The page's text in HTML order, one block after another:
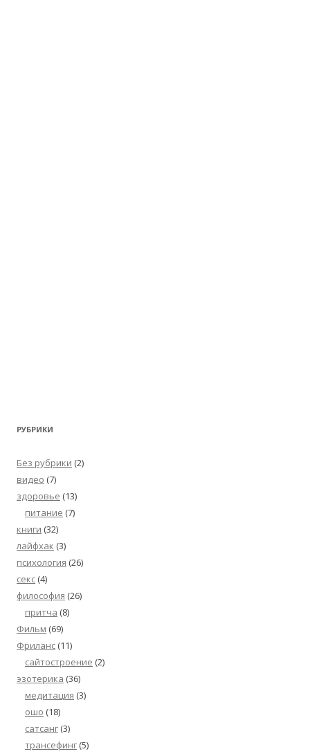
РУБРИКИ
Без рубрики (2)
видео (7)
здоровье (13)
питание (7)
книги (32)
лайфхак (3)
психология (26)
секс (4)
философия (26)
притча (8)
Фильм (69)
Фриланс (11)
сайтостроение (2)
эзотерика (36)
медитация (3)
ошо (18)
сатсанг (3)
трансефинг (5)